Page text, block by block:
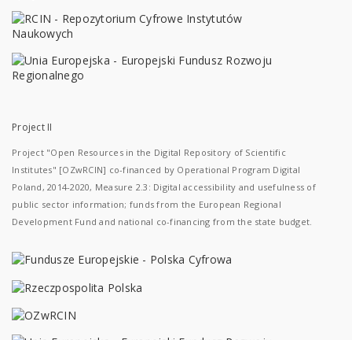
Project II
Project "Open Resources in the Digital Repository of Scientific
Institutes" [OZwRCIN] co-financed by Operational Program Digital
Poland, 2014-2020, Measure 2.3: Digital accessibility and usefulness of
public sector information; funds from the European Regional
Development Fund and national co-financing from the state budget.